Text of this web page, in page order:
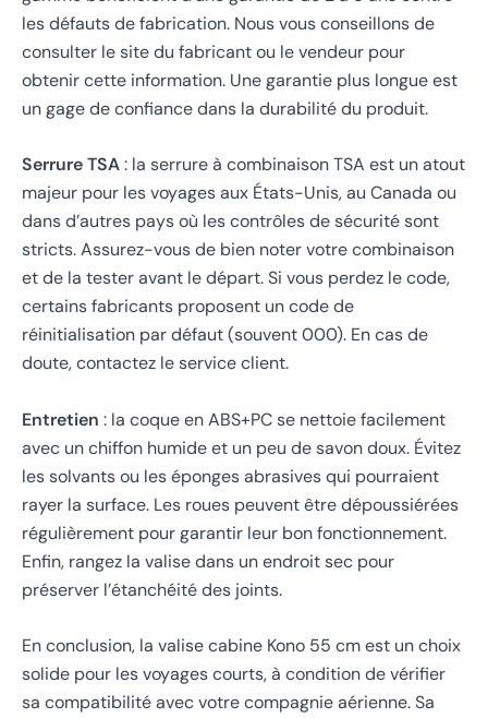
les défauts de fabrication. Nous vous conseillons de
consulter le site du fabricant ou le vendeur pour
obtenir cette information. Une garantie plus longue est
un gage de confiance dans la durabilité du produit.
Serrure TSA: la serrure à combinaison TSA est un atout
majeur pour les voyages aux États-Unis, au Canada ou
dans d’autres pays où les contrôles de sécurité sont
stricts. Assurez-vous de bien noter votre combinaison
et de la tester avant le départ. Si vous perdez le code,
certains fabricants proposent un code de
réinitialisation par défaut (souvent 000). En cas de
doute, contactez le service client.
Entretien : la coque en ABS+PC se nettoie facilement
avec un chiffon humide et un peu de savon doux. Évitez
les solvants ou les éponges abrasives qui pourraient
rayer la surface. Les roues peuvent être dépoussiérées
régulièrement pour garantir leur bon fonctionnement.
Enfin, rangez la valise dans un endroit sec pour
préserver l’étanchéité des joints.
En conclusion, la valise cabine Kono 55 cm est un choix
solide pour les voyages courts, à condition de vérifier
sa compatibilité avec votre compagnie aérienne. Sa